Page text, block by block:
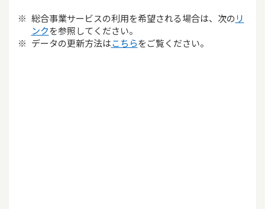
総合事業サービスの利用を希望される場合は、次のリ
ンクを参照してください。
データの更新方法はこちらをご覧ください。